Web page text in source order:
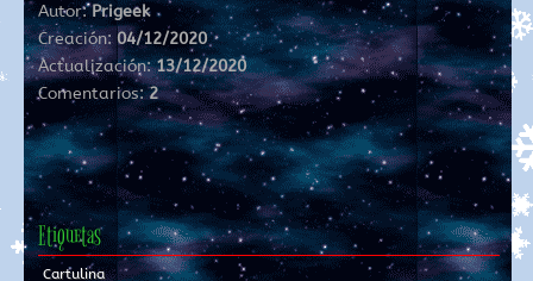
Autor:Prigeek
Creación:04/12/2020
Actualización:13/12/2020
Comentarios:2
Etiquetas
Cartulina